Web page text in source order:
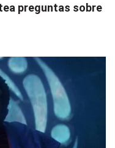
preguntas sobre